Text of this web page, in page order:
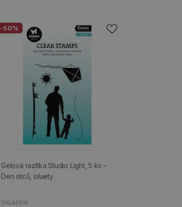
-50%
Gelová razítka Studio Light, 5 ks -
Den otců, siluety
SKLADEM